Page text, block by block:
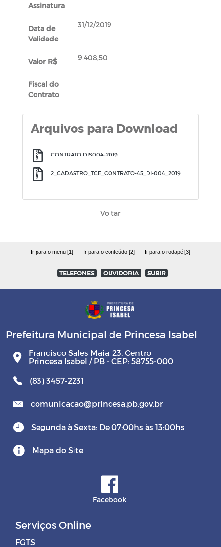
Assinatura
Data de
Validade
31/12/2019
Valor R$ 9.408,50
Fiscal do
Contrato
Arquivos para Download
CONTRATO DIS004-2019
2_CADASTRO_TCE_CONTRATO-45_DI-004_2019
Voltar
Ir para o menu [1] Ir para o conteúdo [2] Ir para o rodapé [3]
TELEFONES OUVIDORIA SUBIR
Prefeitura Municipal de Princesa Isabel
Francisco Sales Maia, 23, Centro
Princesa Isabel / PB - CEP: 58755-000
(83) 3457-2231
comunicacao@princesa.pb.gov.br
Segunda à Sexta: De 07:00hs às 13:00hs
Mapa do Site
Facebook
Serviços Online
FGTS